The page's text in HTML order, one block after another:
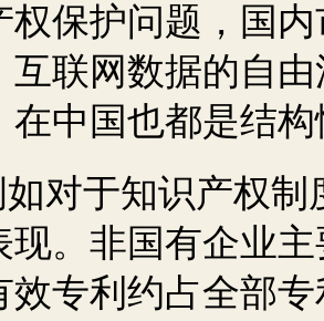
权保护问题，国
互联网数据的自
在中国也都是结
对于知识产权
现。非国有企业
效专利约占全部